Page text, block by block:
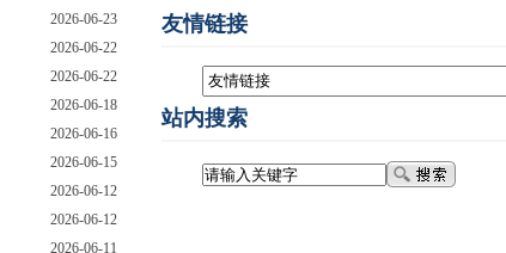
2026-06-23
2026-06-22
2026-06-22
2026-06-18
2026-06-16
2026-06-15
2026-06-12
2026-06-12
2026-06-11
友情链接
站内搜索